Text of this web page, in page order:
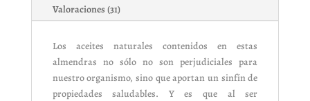
Valoraciones (31)
Los aceites naturales contenidos en estas
almendras no sólo no son perjudiciales para
nuestro organismo, sino que aportan un sinfín de
propiedades saludables. Y es que al ser